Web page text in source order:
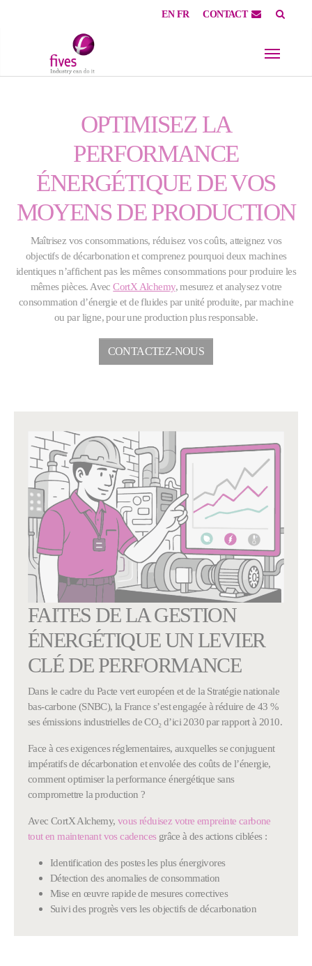
EN FR CONTACT
OPTIMISEZ LA
PERFORMANCE
ÉNERGÉTIQUE DE VOS
MOYENS DE PRODUCTION
Maîtrisez vos consommations, réduisez vos coûts, atteignez vos
objectifs de décarbonation et comprenez pourquoi deux machines
identiques n’affichent pas les mêmes consommations pour produire les
mêmes pièces. AvecCortX Alchemy, mesurez et analysez votre
consommation d’énergie et de fluides par unité produite, par machine
ou par ligne, pour une production plus responsable.
CONTACTEZ-NOUS
FAITES DE LA GESTION
ÉNERGÉTIQUE UN LEVIER
CLÉ DE PERFORMANCE
Dans le cadre du Pacte vert européen et de la Stratégie nationale
bas-carbone (SNBC), la France s’est engagée à réduire de 43 %
ses émissions industrielles de CO₂ d’ici 2030 par rapport à 2010.
Face à ces exigences réglementaires, auxquelles se conjuguent
impératifs de décarbonation et envolée des coûts de l’énergie,
comment optimiser la performance énergétique sans
compromettre la production ?
Avec CortX Alchemy,vous réduisez votre empreinte carbone
tout en maintenant vos cadences grâce à des actions ciblées :
Identification des postes les plus énergivores
Détection des anomalies de consommation
Mise en œuvre rapide de mesures correctives
Suivi des progrès vers les objectifs de décarbonation